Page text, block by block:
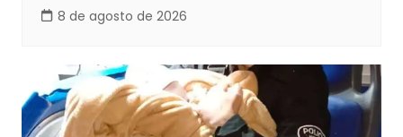
8 de agosto de 2026